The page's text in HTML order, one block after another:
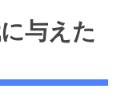
与えた